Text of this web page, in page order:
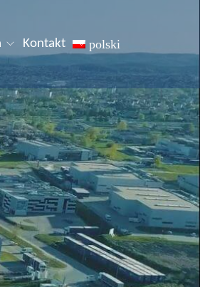
Kontakt polski
English
Deutsch
Español
Русский